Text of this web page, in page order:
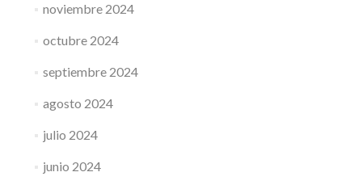
noviembre 2024
octubre 2024
septiembre 2024
agosto 2024
julio 2024
junio 2024